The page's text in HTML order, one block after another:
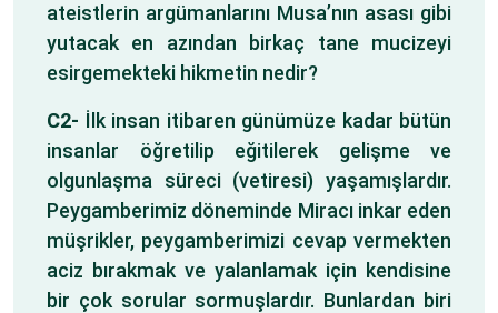
ateistlerin argümanlarını Musa’nın asası gibi
yutacak en azından birkaç tane mucizeyi
esirgemekteki hikmetin nedir?
C2- İlk insan itibaren günümüze kadar bütün
insanlar öğretilip eğitilerek gelişme ve
olgunlaşma süreci (vetiresi) yaşamışlardır.
Peygamberimiz döneminde Miracı inkar eden
müşrikler, peygamberimizi cevap vermekten
aciz bırakmak ve yalanlamak için kendisine
bir çok sorular sormuşlardır. Bunlardan biri